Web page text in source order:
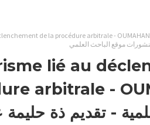
موقع الباحث العلمي
lié au
- تقديم ذة حليمة